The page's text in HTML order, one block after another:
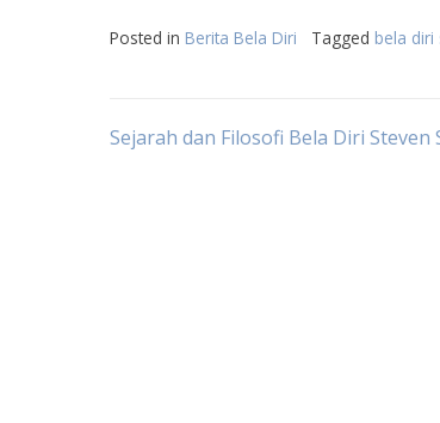
Posted in Berita Bela Diri Tagged bela diri
Post
Sejarah dan Filosofi Bela Diri Steven